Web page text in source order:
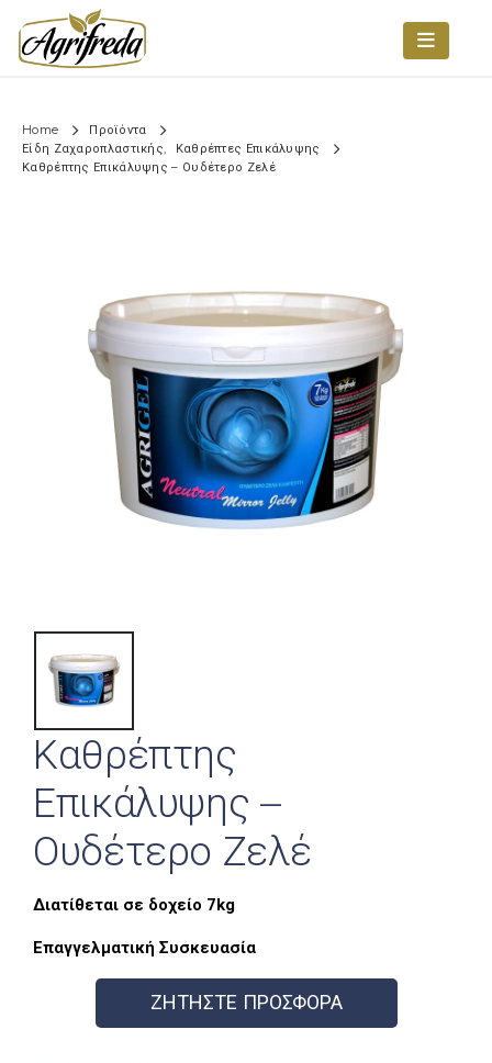
Home
Προϊόντα
Είδη Ζαχαροπλαστικής
Καθρέπτες Επικάλυψης
Καθρέπτης Επικάλυψης – Ουδέτερο Ζελέ
Καθρέπτης
Επικάλυψης –
Ουδέτερο Ζελέ
Διατίθεται σε δοχείο 7kg
Επαγγελματική Συσκευασία
ΖΗΤΗΣΤΕ ΠΡΟΣΦΟΡΑ